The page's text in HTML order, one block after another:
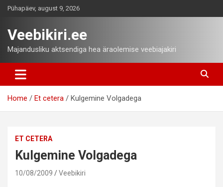
SkipPühapäev, august 9, 2026
Veebikiri.ee
Majandusliku aktsendiga hea äraolemise veebiajakiri
Home Et cetera Kulgemine Volgadega
ET CETERA
Kulgemine Volgadega
10/08/2009 Veebikiri